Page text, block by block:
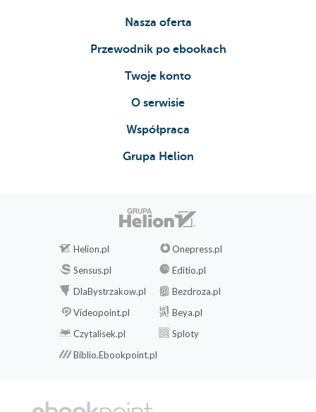
Nasza oferta
Przewodnik po ebookach
Twoje konto
O serwisie
Współpraca
Grupa Helion
Helion.pl
Onepress.pl
Sensus.pl
Editio.pl
DlaBystrzakow.pl
Bezdroza.pl
Videopoint.pl
Beya.pl
Czytalisek.pl
Sploty
Biblio.Ebookpoint.pl